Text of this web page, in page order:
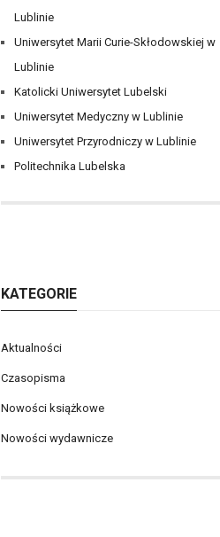
Lublinie
Uniwersytet Marii Curie-Skłodowskiej w
Lublinie
Katolicki Uniwersytet Lubelski
Uniwersytet Medyczny w Lublinie
Uniwersytet Przyrodniczy w Lublinie
Politechnika Lubelska
KATEGORIE
Aktualności
Czasopisma
Nowości książkowe
Nowości wydawnicze